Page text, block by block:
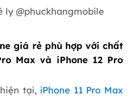
ly @phuckhangmobile
giá rẻ phù hợp với chất
Max và iPhone 12 Pro
tại, iPhone 11 Pro Max